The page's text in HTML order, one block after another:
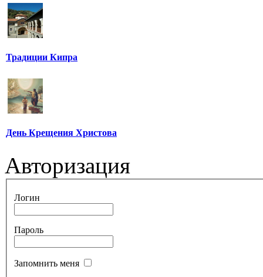
Традиции Кипра
День Крещения Христова
Авторизация
Логин
Пароль
Запомнить меня